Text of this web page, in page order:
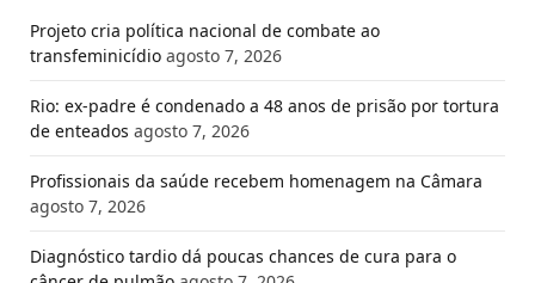
Projeto cria política nacional de combate ao
transfeminicídio agosto 7, 2026
Rio: ex-padre é condenado a 48 anos de prisão por tortura
de enteados agosto 7, 2026
Profissionais da saúde recebem homenagem na Câmara
agosto 7, 2026
Diagnóstico tardio dá poucas chances de cura para o